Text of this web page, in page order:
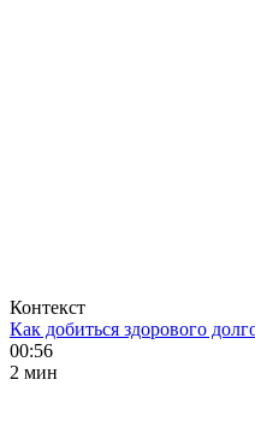
Контекст
Как добиться здорового
00:56
2 мин